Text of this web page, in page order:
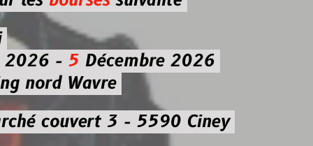
5Décembre 2026
Wavre
3 - 5590 Ciney